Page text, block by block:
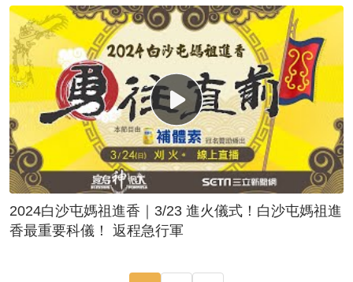
2024白沙屯媽祖進香｜3/23 進火儀式！白沙屯媽祖進
香最重要科儀！ 返程急行軍